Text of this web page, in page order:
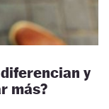
y
más?